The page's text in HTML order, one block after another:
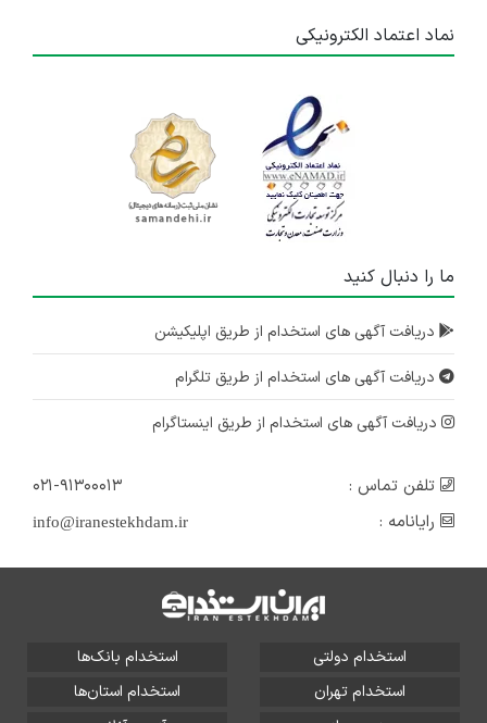
نماد اعتماد الکترونیکی
ما را دنبال کنید
دریافت آگهی های استخدام از طریق اپلیکیشن
دریافت آگهی های استخدام از طریق تلگرام
دریافت آگهی های استخدام از طریق اینستاگرام
تلفن تماس :
۰۲۱-۹۱۳۰۰۰۱۳
رایانامه :
info@iranestekhdam.ir
استخدام دولتی
استخدام بانک‌ها
استخدام تهران
استخدام استان‌ها